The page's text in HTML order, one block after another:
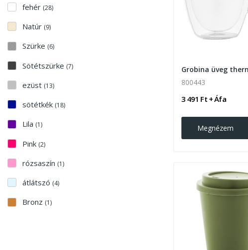
fehér (28)
Natúr (9)
Szürke (6)
Sötétszürke (7)
ezüst (13)
sötétkék (18)
Lila (1)
Pink (2)
rózsaszín (1)
átlátszó (4)
Bronz (1)
800443
3 491 Ft + Áfa
Megnézem